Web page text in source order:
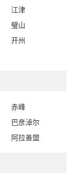
江津
璧山
开州
赤峰
巴彦淖尔
阿拉善盟